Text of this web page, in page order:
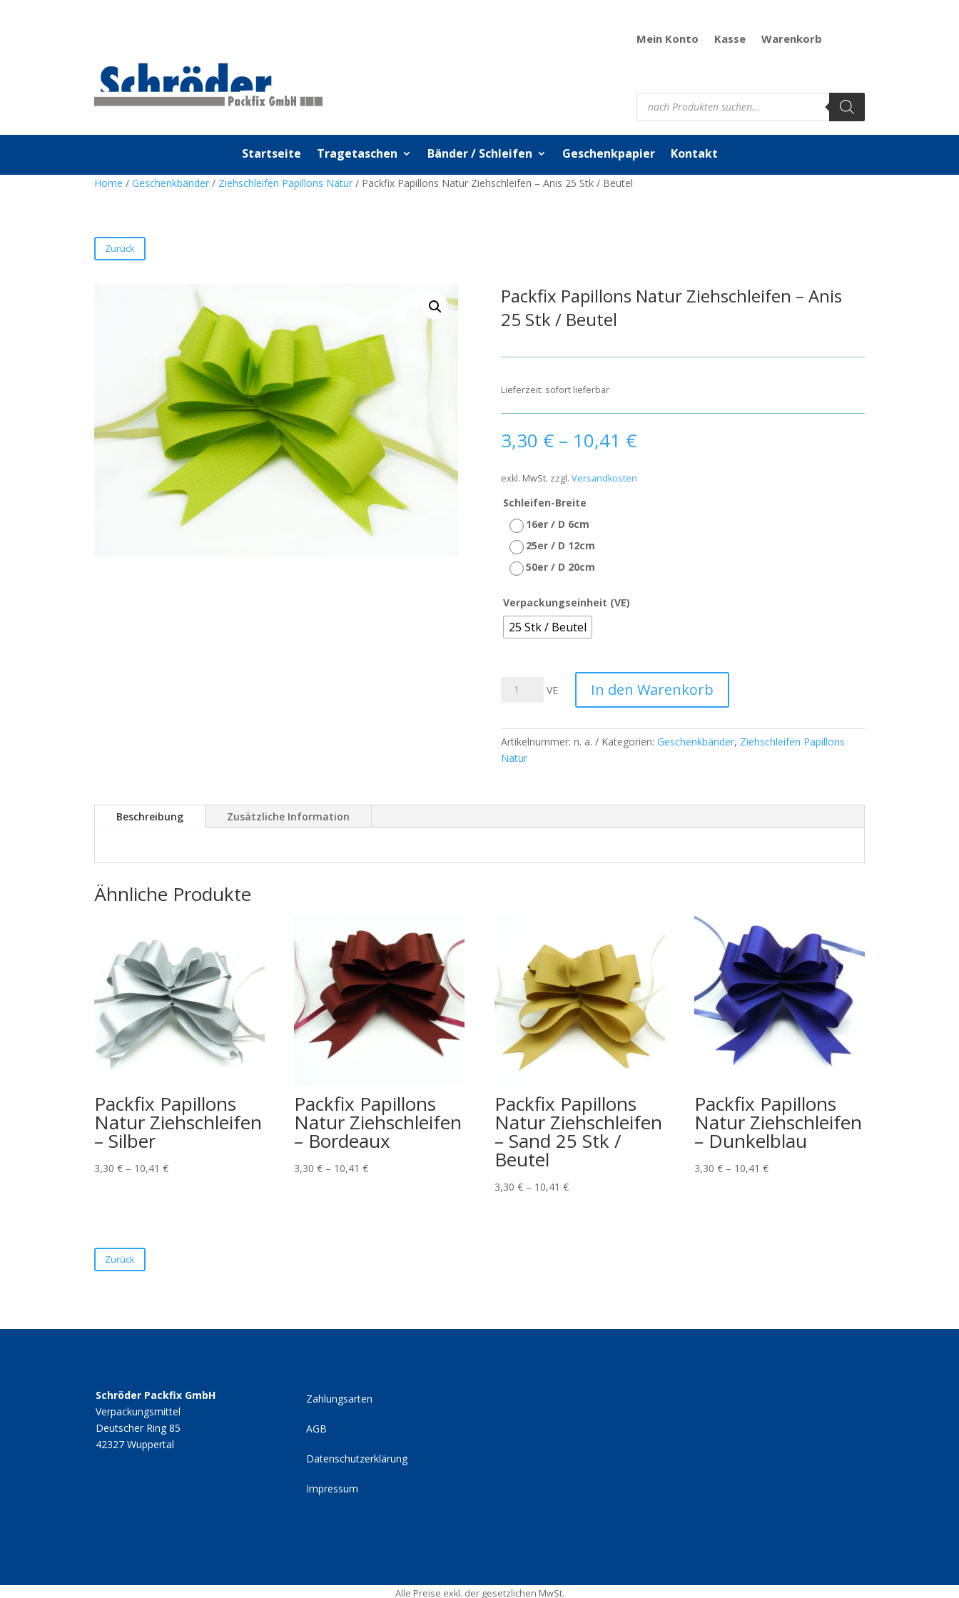
Mein Konto Kasse Warenkorb
Products
search
Startseite Tragetaschen Bänder / Schleifen Geschenkpapier Kontakt
Home / Geschenkbänder / Ziehschleifen Papillons Natur / Packfix Papillons Natur Ziehschleifen – Anis 25 Stk / Beutel
Zurück
Packfix Papillons Natur Ziehschleifen – Anis
25 Stk / Beutel
Lieferzeit: sofort lieferbar
3,30 €– 10,41 €
exkl. MwSt. zzgl. Versandkosten
Schleifen-Breite
16er / D 6cm
25er / D 12cm
50er / D 20cm
Verpackungseinheit (VE)
25 Stk / Beutel
Packfix
Ziehschleifen
-
Anis
Beutel
VE In den Warenkorb
Artikelnummer: n. a. Kategorien: Geschenkbänder, Ziehschleifen Papillons
Natur
Beschreibung Zusätzliche Information
Ähnliche Produkte
Packfix Papillons
Natur Ziehschleifen
– Silber
3,30 € – 10,41 €
Packfix Papillons
Natur Ziehschleifen
– Bordeaux
3,30€ – 10,41€
Packfix Papillons
Natur Ziehschleifen
– Sand 25 Stk /
Beutel
3,30 €– 10,41 €
Packfix Papillons
Natur Ziehschleifen
– Dunkelblau
3,30 €– 10,41 €
Zurück
Schröder Packfix GmbH
Verpackungsmittel
Deutscher Ring 85
42327 Wuppertal
Zahlungsarten
AGB
Datenschutzerklärung
Impressum
Alle Preise exkl. der gesetzlichen MwSt.